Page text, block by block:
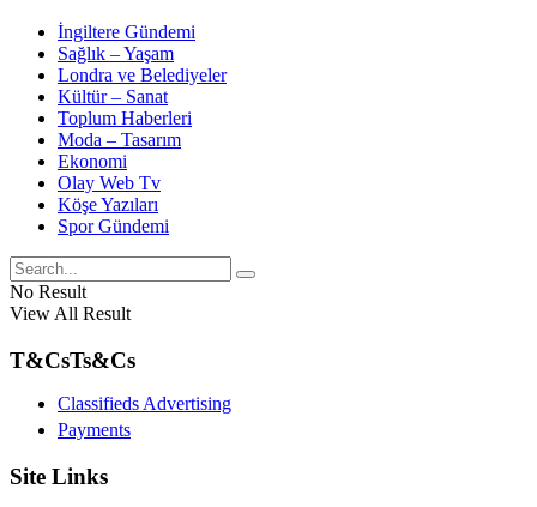
İngiltere Gündemi
Sağlık – Yaşam
Londra ve Belediyeler
Kültür – Sanat
Toplum Haberleri
Moda – Tasarım
Ekonomi
Olay Web Tv
Köşe Yazıları
Spor Gündemi
No Result
View All Result
T&CsTs&Cs
Classifieds Advertising
Payments
Site Links